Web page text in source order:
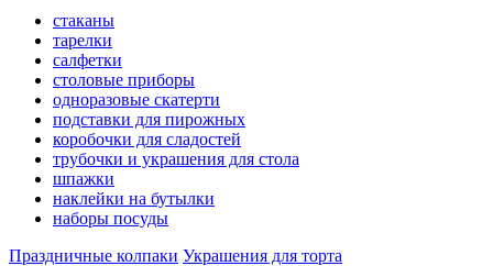
стаканы
тарелки
салфетки
столовые приборы
одноразовые скатерти
подставки для пирожных
коробочки для сладостей
трубочки и украшения для стола
шпажки
наклейки на бутылки
наборы посуды
Праздничные колпаки Украшения для торта